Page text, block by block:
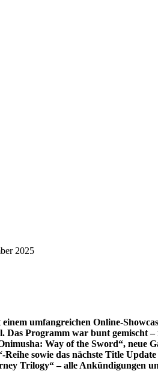
2025
umfangreichen Online-
Das Programm war bunt
Way of the Sword“,
Reihe sowie das nächste Title
Trilogy“ – alle Ankündigungen